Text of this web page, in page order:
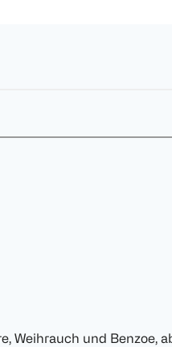
Weihrauch und Benzoe,